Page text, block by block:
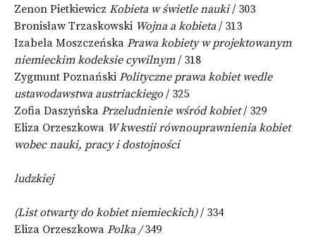
Zenon Pietkiewicz Kobieta w świetle nauki/ 303
Bronisław Trzaskowski Wojna a kobieta / 313
Izabela Moszczeńska Prawa kobiety w projektowanym
niemieckim kodeksie cywilnym/ 318
Zygmunt Poznański Polityczne prawa kobiet wedle
ustawodawstwa austriackiego/ 325
Zofia Daszyńska Przeludnienie wśród kobiet/ 329
Eliza Orzeszkowa W kwestii równouprawnienia kobiet
wobec nauki, pracy i dostojności
ludzkiej
(List otwarty do kobiet niemieckich)/ 334
Eliza Orzeszkowa Polka /349